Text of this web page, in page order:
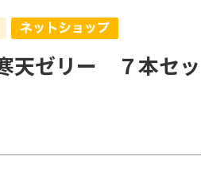
天ゼリー ７本セッ